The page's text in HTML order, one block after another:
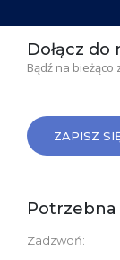
Dołącz
Bądź na bieżąco
ZAPISZ
Zadzwoń: